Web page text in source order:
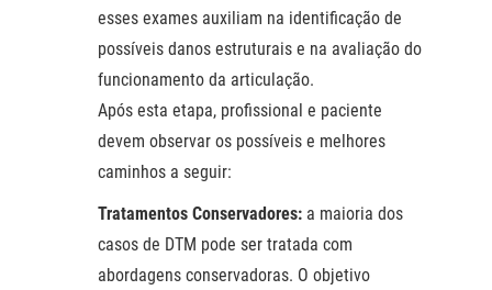
esses exames auxiliam na identificação de
possíveis danos estruturais e na avaliação do
funcionamento da articulação.
Após esta etapa, profissional e paciente
devem observar os possíveis e melhores
caminhos a seguir:
Tratamentos Conservadores: a maioria dos
casos de DTM pode ser tratada com
abordagens conservadoras. O objetivo